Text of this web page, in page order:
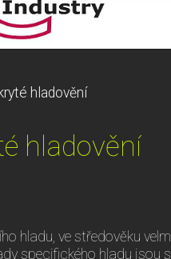
hladovění
hladovění
hladu, ve středověku
specifického hladu jsou